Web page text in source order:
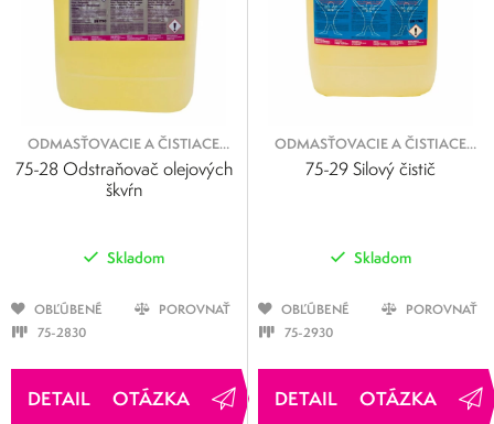
ODMASŤOVACIE A ČISTIACE
KVAPALINY
75-28 Odstraňovač olejových
škvŕn
Skladom
OBĽÚBENÉ
POROVNAŤ
75-2830
OTÁZKA
ODMASŤOVACIE A ČISTIACE
KVAPALINY
75-29 Silový čistič
Skladom
OBĽÚBENÉ
POROVNAŤ
75-2930
OTÁZKA